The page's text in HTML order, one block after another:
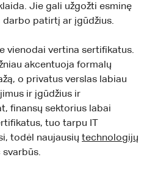
Jie gali užgožti esminę
darbo patirtį ar įgūdžius.
vienodai vertina sertifikatus.
akcentuoja formalų
o privatus verslas labiau
ir įgūdžius ir
finansų sektorius labai
tuo tarpu IT
todėl naujausių technologijų